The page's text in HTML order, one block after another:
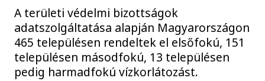
A területi védelmi bizottságok
adatszolgáltatása alapján Magyarországon
465 településen rendeltek el elsőfokú, 151
településen másodfokú, 13 településen
pedig harmadfokú vízkorlátozást.